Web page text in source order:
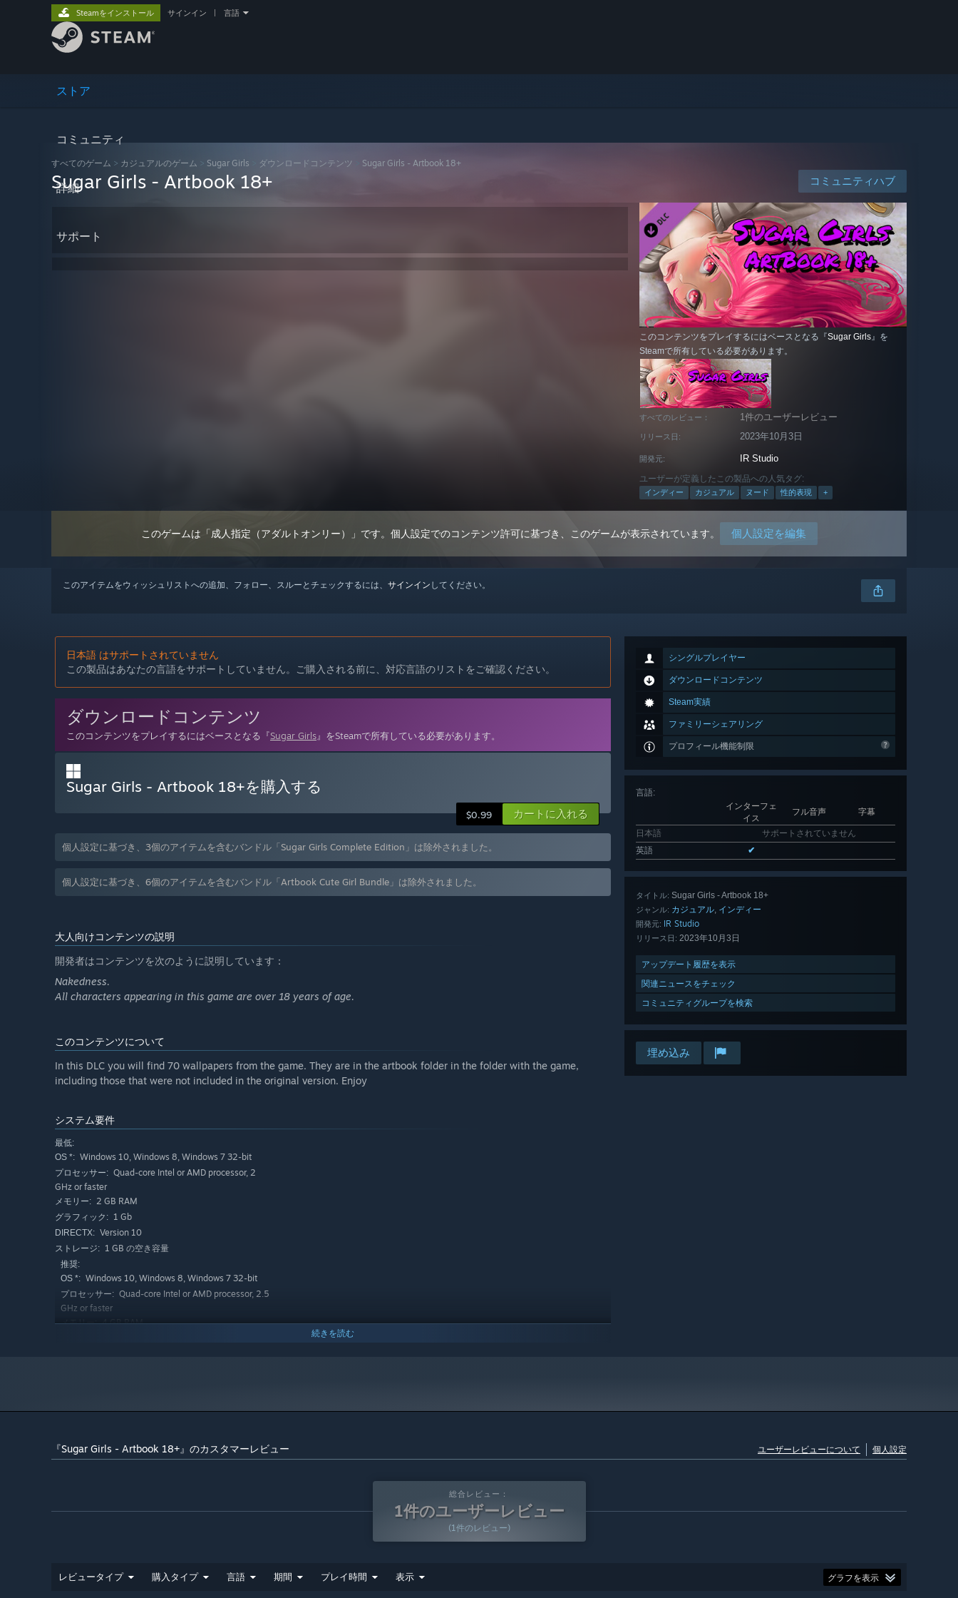
ストア
コミュニティ
詳細
サポート
Steamをインストール サインイン 言語
すべてのゲーム > カジュアルのゲーム > Sugar Girls ダウンロードコンテンツ Sugar Girls - Artbook 18+
コミュニティハブ
Sugar Girls - Artbook 18+
このコンテンツをプレイするにはベースとなる『Sugar Girls』を
Steamで所有している必要があります。
すべてのレビュー： 1件のユーザーレビュー
リリース日: 2023年10月3日
開発元: IR Studio
ユーザーが定義したこの製品への人気タグ:
インディー カジュアル ヌード 性的表現 +
このゲームは「成人指定（アダルトオンリー）」です。個人設定でのコンテンツ許可に基づき、このゲームが表示されています。 個人設定を編集
このアイテムをウィッシュリストへの追加、フォロー、スルーとチェックするには、 サインイン してください。
シングルプレイヤー
ダウンロードコンテンツ
Steam実績
ファミリーシェアリング
プロフィール機能制限
言語:
インターフェ
イス
フル音声 字幕
日本語
サポートされていません
英語
✔
タイトル: Sugar Girls - Artbook 18+
ジャンル: カジュアル, インディー
開発元: IR Studio
リリース日: 2023年10月3日
アップデート履歴を表示
関連ニュースをチェック
コミュニティグループを検索
埋め込み
日本語 はサポートされていません
この製品はあなたの言語をサポートしていません。ご購入される前に、対応言語のリストをご確認ください。
ダウンロードコンテンツ
このコンテンツをプレイするにはベースとなる『Sugar Girls』をSteamで所有している必要があります。
Sugar Girls - Artbook 18+を購入する
$0.99 カートに入れる
個人設定に基づき、3個のアイテムを含むバンドル「Sugar Girls Complete Edition」は除外されました。
個人設定に基づき、6個のアイテムを含むバンドル「Artbook Cute Girl Bundle」は除外されました。
大人向けコンテンツの説明
開発者はコンテンツを次のように説明しています：
Nakedness.
All characters appearing in this game are over 18 years of age.
このコンテンツについて
In this DLC you will find 70 wallpapers from the game. They are in the artbook folder in the folder with the game,
including those that were not included in the original version. Enjoy
システム要件
最低:
OS *: Windows 10, Windows 8, Windows 7 32-bit
プロセッサー: Quad-core Intel or AMD processor, 2
GHz or faster
メモリー: 2 GB RAM
グラフィック: 1 Gb
DIRECTX: Version 10
ストレージ: 1 GB の空き容量
推奨:
OS *: Windows 10, Windows 8, Windows 7 32-bit
プロセッサー: Quad-core Intel or AMD processor, 2.5
GHz or faster
メモリー: 4 GB RAM
続きを読む
『Sugar Girls - Artbook 18+』のカスタマーレビュー ユーザーレビューについて 個人設定
総合レビュー：
1件のユーザーレビュー
(1件のレビュー)
レビュータイプ 購入タイプ 言語 期間 プレイ時間 表示 グラフを表示